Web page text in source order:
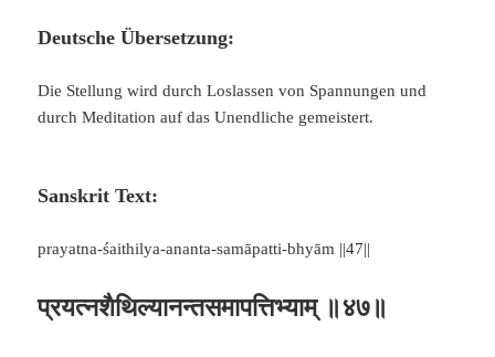
Deutsche Übersetzung:
Die Stellung wird durch Loslassen von Spannungen und
durch Meditation auf das Unendliche gemeistert.
Sanskrit Text:
prayatna-śaithilya-ananta-samāpatti-bhyām ||47||
प्रयत्नशैथिल्यानन्तसमापत्तिभ्याम् ॥४७॥